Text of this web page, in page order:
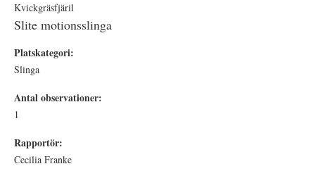
Kvickgräsfjäril
Slite motionsslinga
Platskategori:
Slinga
Antal observationer:
1
Rapportör:
Cecilia Franke